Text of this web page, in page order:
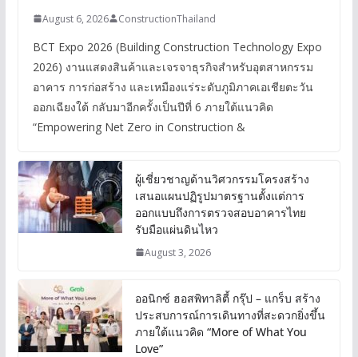
August 6, 2026 ConstructionThailand
BCT Expo 2026 (Building Construction Technology Expo
2026) งานแสดงสินค้าและเจรจาธุรกิจสำหรับอุตสาหกรรม
อาคาร การก่อสร้าง และเหมืองแร่ระดับภูมิภาคเอเชียตะวัน
ออกเฉียงใต้ กลับมาอีกครั้งเป็นปีที่ 6 ภายใต้แนวคิด
“Empowering Net Zero in Construction &
ผู้เชี่ยวชาญด้านวิศวกรรมโครงสร้าง
เสนอแผนปฏิรูปมาตรฐานตั้งแต่การ
ออกแบบถึงการตรวจสอบอาคารไทย
รับมือแผ่นดินไหว
August 3, 2026
ออนิกซ์ ฮอสพิทาลิตี้ กรุ๊ป – แกร็บ สร้าง
ประสบการณ์การเดินทางที่สะดวกยิ่งขึ้น
ภายใต้แนวคิด “More of What You
Love”